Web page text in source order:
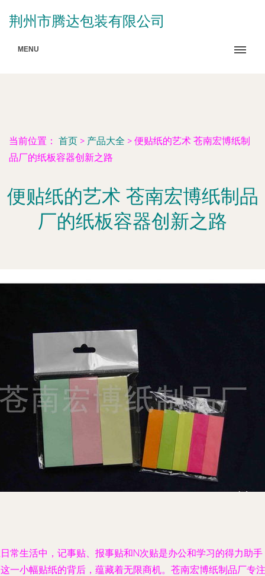
荆州市腾达包装有限公司
MENU
当前位置： 首页 > 产品大全 > 便贴纸的艺术 苍南宏博纸制
品厂的纸板容器创新之路
便贴纸的艺术 苍南宏博纸制品
厂的纸板容器创新之路
常生活中，记事贴、报事贴和N次贴是办公和学习的得力助手
一小幅贴纸的背后，蕴藏着无限商机。苍南宏博纸制品厂专注